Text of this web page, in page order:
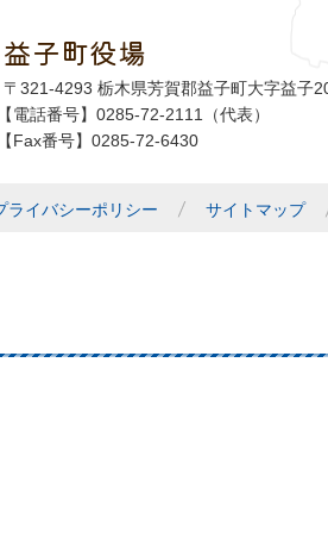
益子町
益子町役場
〒321-4293 栃木県芳賀郡益子町大字益子
【電話番号】0285-72-2111（代表）
【Fax番号】0285-72-6430
ライバシーポリシー サイトマップ